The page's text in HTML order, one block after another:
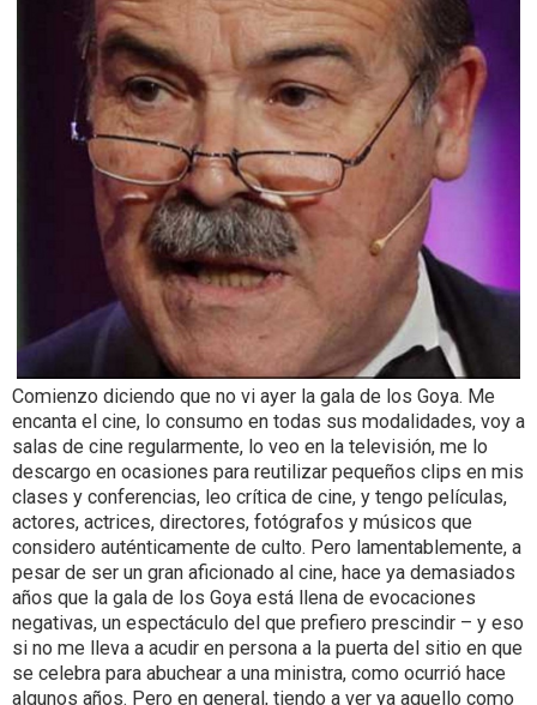
Comienzo diciendo que no vi ayer la gala de los Goya. Me
encanta el cine, lo consumo en todas sus modalidades, voy a
salas de cine regularmente, lo veo en la televisión, me lo
descargo en ocasiones para reutilizar pequeños clips en mis
clases y conferencias, leo crítica de cine, y tengo películas,
actores, actrices, directores, fotógrafos y músicos que
considero auténticamente de culto. Pero lamentablemente, a
pesar de ser un gran aficionado al cine, hace ya demasiados
años que la gala de los Goya está llena de evocaciones
negativas, un espectáculo del que prefiero prescindir – y eso
si no me lleva a acudir en persona a la puerta del sitio en que
se celebra para abuchear a una ministra, como ocurrió hace
algunos años. Pero en general, tiendo a ver ya aquello como